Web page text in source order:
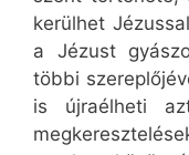
kerülhet
a Jézust
többi
is újraélheti